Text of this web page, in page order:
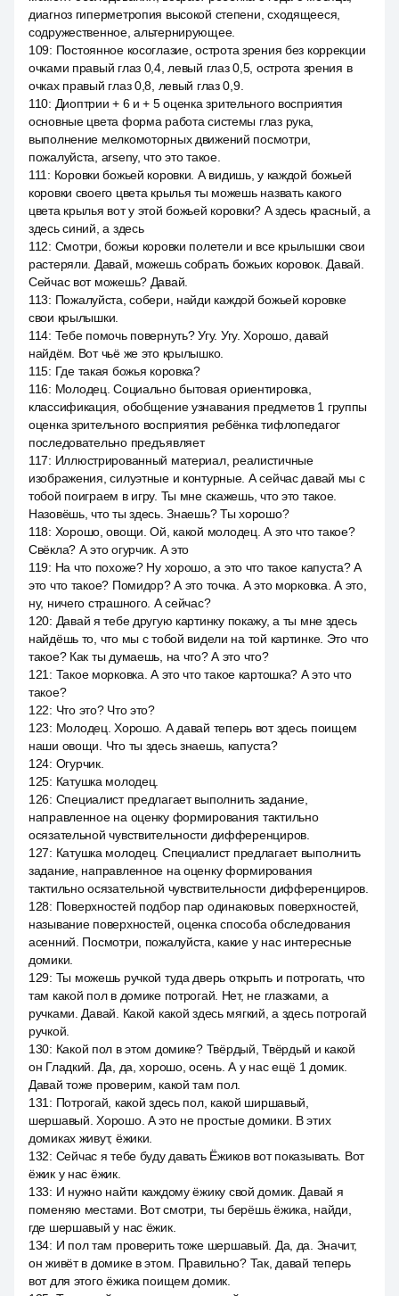
диагноз гиперметропия высокой степени, сходящееся,
содружественное, альтернирующее.
109: Постоянное косоглазие, острота зрения без коррекции
очками правый глаз 0,4, левый глаз 0,5, острота зрения в
очках правый глаз 0,8, левый глаз 0,9.
110: Диоптрии + 6 и + 5 оценка зрительного восприятия
основные цвета форма работа системы глаз рука,
выполнение мелкомоторных движений посмотри,
пожалуйста, arseny, что это такое.
111 : Коровки божьей коровки. А видишь, у каждой божьей
коровки своего цвета крылья ты можешь назвать какого
цвета крылья вот у этой божьей коровки? А здесь красный, а
здесь синий, а здесь
112: Смотри, божьи коровки полетели и все крылышки свои
растеряли. Давай, можешь собрать божьих коровок. Давай.
Сейчас вот можешь? Давай.
113: Пожалуйста, собери, найди каждой божьей коровке
свои крылышки.
114: Тебе помочь повернуть? Угу. Угу. Хорошо, давай
найдём. Вот чьё же это крылышко.
115: Где такая божья коровка?
116: Молодец. Социально бытовая ориентировка,
классификация, обобщение узнавания предметов 1 группы
оценка зрительного восприятия ребёнка тифлопедагог
последовательно предъявляет
117: Иллюстрированный материал, реалистичные
изображения, силуэтные и контурные. А сейчас давай мы с
тобой поиграем в игру. Ты мне скажешь, что это такое.
Назовёшь, что ты здесь. Знаешь? Ты хорошо?
118: Хорошо, овощи. Ой, какой молодец. А это что такое?
Свёкла? А это огурчик. А это
119: На что похоже? Ну хорошо, а это что такое капуста? А
это что такое? Помидор? А это точка. А это морковка. А это,
ну, ничего страшного. А сейчас?
120: Давай я тебе другую картинку покажу, а ты мне здесь
найдёшь то, что мы с тобой видели на той картинке. Это что
такое? Как ты думаешь, на что? А это что?
121 : Такое морковка. А это что такое картошка? А это что
такое?
122: Что это? Что это?
123: Молодец. Хорошо. А давай теперь вот здесь поищем
наши овощи. Что ты здесь знаешь, капуста?
124: Огурчик.
125: Катушка молодец.
126: Специалист предлагает выполнить задание,
направленное на оценку формирования тактильно
осязательной чувствительности дифференциров.
127: Катушка молодец. Специалист предлагает выполнить
задание, направленное на оценку формирования
тактильно осязательной чувствительности дифференциров.
128: Поверхностей подбор пар одинаковых поверхностей,
называние поверхностей, оценка способа обследования
асенний. Посмотри, пожалуйста, какие у нас интересные
домики.
129: Ты можешь ручкой туда дверь открыть и потрогать, что
там какой пол в домике потрогай. Нет, не глазками, а
ручками. Давай. Какой какой здесь мягкий, а здесь потрогай
ручкой.
130: Какой пол в этом домике? Твёрдый, Твёрдый и какой
он Гладкий. Да, да, хорошо, осень. А у нас ещё 1 домик.
Давай тоже проверим, какой там пол.
131 : Потрогай, какой здесь пол, какой ширшавый,
шершавый. Хорошо. А это не простые домики. В этих
домиках живут, ёжики.
132: Сейчас я тебе буду давать Ёжиков вот показывать. Вот
ёжик у нас ёжик.
133: И нужно найти каждому ёжику свой домик. Давай я
поменяю местами. Вот смотри, ты берёшь ёжика, найди,
где шершавый у нас ёжик.
134: И пол там проверить тоже шершавый. Да, да. Значит,
он живёт в домике в этом. Правильно? Так, давай теперь
вот для этого ёжика поищем домик.